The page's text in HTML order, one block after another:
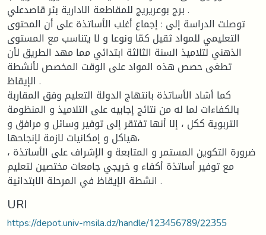
برج بوعريريج للمقاطعة الادارية بئر قاصدعلي .
توصلت الدراسة إلى : إجماع أغلب الأساتذة على أن المحتوى
التعليمي للمواد ثقيل كمّا ونوعا و لا يتناسب مع المستوى
الذهني لتلاميذ السنة الثالثة ابتدائي مما مهد الطريق لأن
تطغى حصص هذه المواد على الوقت المخصص لأنشطة
الإيقاظ .
كما أشاد الأساتذة بانتهاج الدولة التعليم وفق المقاربة
بالكفاءات لما له من نتائج إجابيه على التلاميذ و المنظومة
التربوية ككل ، إلا أنها تفتقر إلى توفير وسائل و مرافق و
هياكل و إمكانيات لازمة لإنجاحها،
ضرورة التكوين المستمر و المتابعة و الإشراف على الأساتذة ،
مع توفير أساتذة أكفاء و خريجي جامعات مختصين لتعليم
انشطة الإيقاظ في المرحلة الابتدائية .
URI
https://depot.univ-msila.dz/handle/123456789/22355